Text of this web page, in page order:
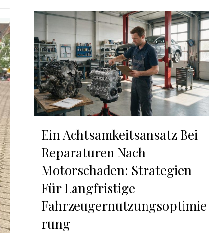
Ein Achtsamkeitsansatz Bei
Reparaturen Nach
Motorschaden: Strategien
Für Langfristige
Fahrzeugernutzungsoptimie
rung